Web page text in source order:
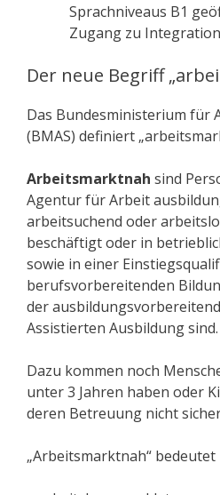
Sprachniveaus B1
Zugang zu
Der neue Begriff
Das Bundesministerium für
(BMAS) definiert
Arbeitsmarktnah sind
Agentur für Arbeit
arbeitsuchend oder
beschäftigt oder in
sowie in einer
berufsvorbereitenden
der
Assistierten Ausbildung sind.
Dazu kommen noch
unter 3 Jahren haben oder
deren Betreuung nicht
„Arbeitsmarktnah“